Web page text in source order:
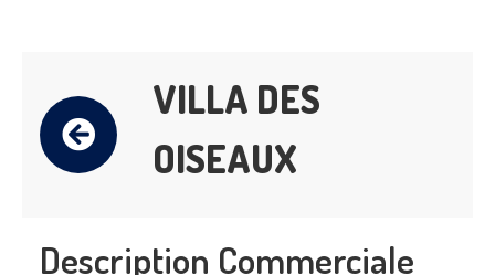
VILLA DES
OISEAUX
Description Commerciale